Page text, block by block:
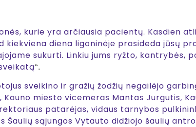
kurie yra arčiausia pacientų. Kasdien
kiekviena diena ligoninėje prasideda jūsų
sukurti. Linkiu jums ryžto,
“.
sveikino ir gražių žodžių negailėjo
Kauno miesto vicemeras Mantas Jurgutis,
patarėjas, vidaus tarnybos
Šaulių sąjungos Vytauto didžiojo šaulių